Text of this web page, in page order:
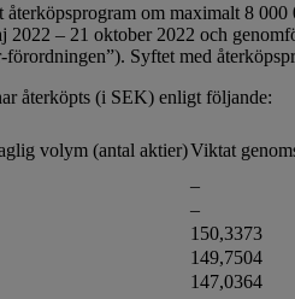
återköpsprogram om maximalt 8
2022 – 21 oktober 2022 och
Syftet med
återköpts (i SEK) enligt följande:
volym (antal aktier)Viktat
–
–
150,3373
149,7504
147,0364